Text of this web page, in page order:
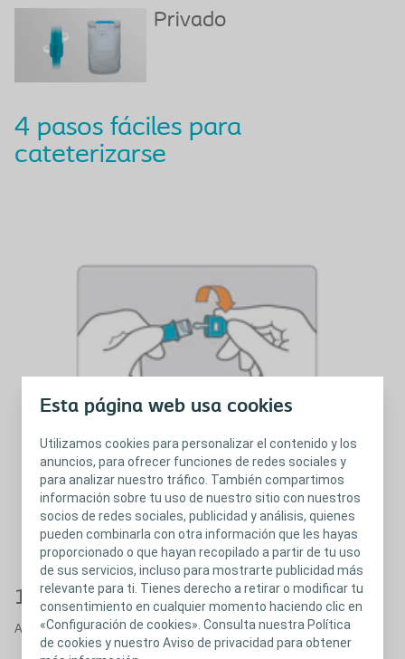
Esta página web usa cookies
Utilizamos cookies para personalizar el contenido y los
anuncios, para ofrecer funciones de redes sociales y
para analizar nuestro tráfico. También compartimos
información sobre tu uso de nuestro sitio con nuestros
socios de redes sociales, publicidad y análisis, quienes
pueden combinarla con otra información que les hayas
proporcionado o que hayan recopilado a partir de tu uso
de sus servicios, incluso para mostrarte publicidad más
relevante para ti. Tienes derecho a retirar o modificar tu
consentimiento en cualquier momento haciendo clic en
«Configuración de cookies». Consulta nuestra Política
de cookies y nuestro Aviso de privacidad para obtener
Privado
4 pasos fáciles para
cateterizarse
1. Abrir el catéter
Abra el envoltorio y retire la sonda. Gire para poder abrir el catéter